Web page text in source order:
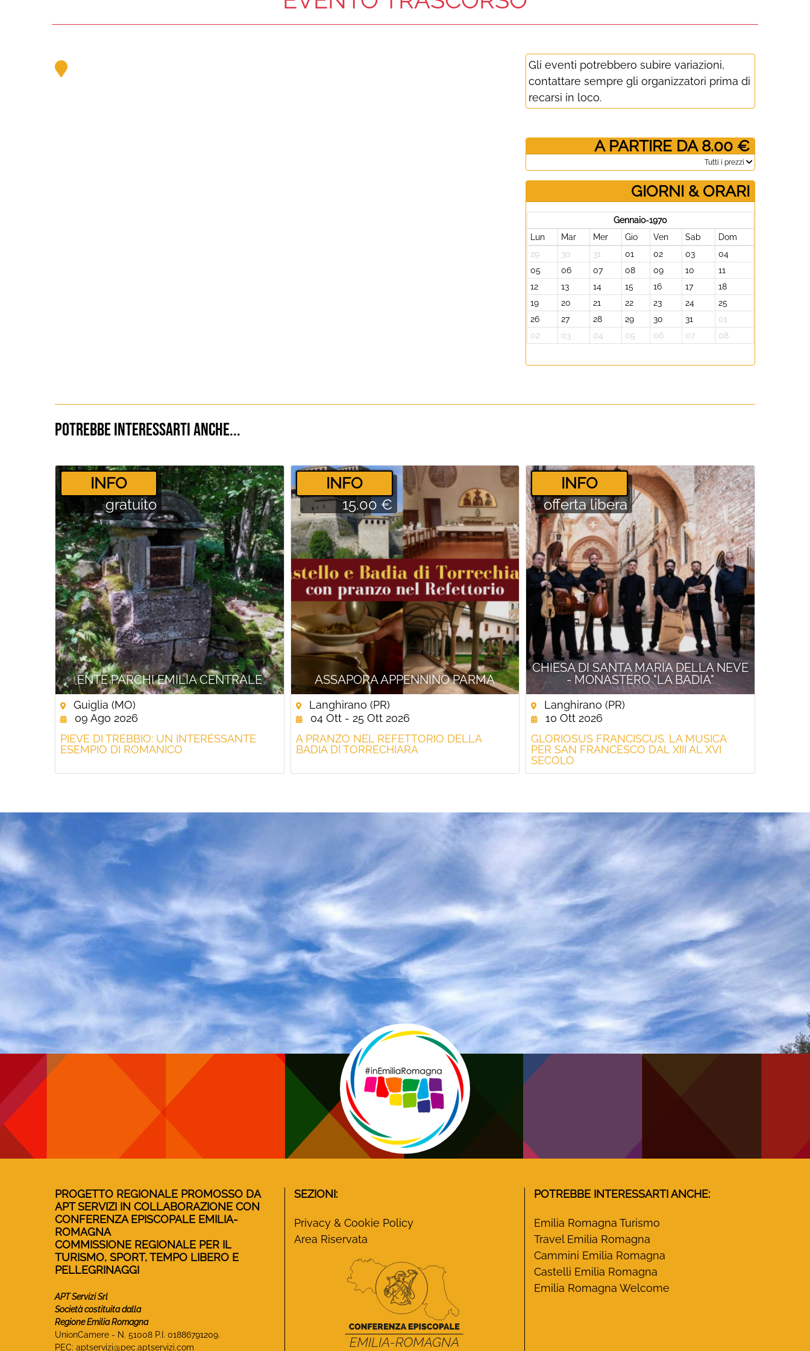
Gli eventi potrebbero subire variazioni,
contattare sempre gli organizzatori prima di
recarsi in loco.
­ A PARTIRE DA 8.00 €
­Tutti i prezzi
GIORNI & ORARI
Gennaio-1970
Lun
Mar Mer Gio Ven Sab
Dom
29
30 31 01 02 03
04
05
06 07 08 09 10
11
12
13 14 15 16 17
18
19
20 21 22 23 24
25
26
27 28 29 30 31
01
02
03 04 05 06 07 08
Potrebbe interessarti anche...
ENTE PARCHI EMILIA CENTRALE
­INFO
gratuito
Guiglia (MO)
09 Ago 2026
PIEVE DI TREBBIO: UN INTERESSANTE
ESEMPIO DI ROMANICO
ASSAPORA APPENNINO PARMA
­INFO
15.00 €
Langhirano (PR)
04 Ott - 25 Ott 2026
A PRANZO NEL REFETTORIO DELLA
BADIA DI TORRECHIARA
CHIESA DI SANTA MARIA DELLA NEVE
- MONASTERO "LA BADIA"
­INFO
offerta libera
Langhirano (PR)
10 Ott 2026
GLORIOSUS FRANCISCUS. LA MUSICA
PER SAN FRANCESCO DAL XIII AL XVI
SECOLO
PROGETTO REGIONALE PROMOSSO DA
APT SERVIZI IN COLLABORAZIONE CON
CONFERENZA EPISCOPALE EMILIA-
ROMAGNA
COMMISSIONE REGIONALE PER IL
TURISMO, SPORT, TEMPO LIBERO E
PELLEGRINAGGI
APT Servizi Srl
Società costituita dalla
Regione Emilia Romagna
UnionCamere - N. 51008 P.I. 01886791209.
PEC: aptservizi@pec.aptservizi.com
SEZIONI:
Privacy & Cookie Policy
Area Riservata
POTREBBE INTERESSARTI ANCHE:
Emilia Romagna Turismo
Travel Emilia Romagna
Cammini Emilia Romagna
Castelli Emilia Romagna
Emilia Romagna Welcome